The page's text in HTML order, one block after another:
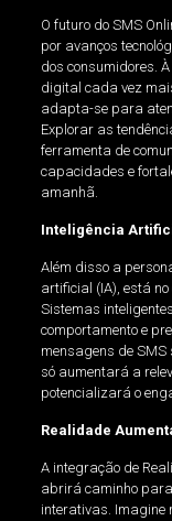
O futuro do SMS
por avanços
dos consumidores.
digital cada vez
adapta-se para
Explorar as
ferramenta de
capacidades e
amanhã.
Inteligência
Além disso a
artificial (IA), está
Sistemas
comportamento e
mensagens de
só aumentará a
potencializará o
Realidade
A integração de
abrirá caminho
interativas. Imagine